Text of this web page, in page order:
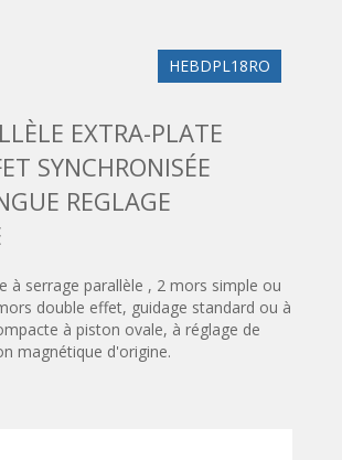
pneumatiques
de mouvement
Emballage / Étiquetage
Imprimerie
Textiles
heureux de vous conseiller !
+33 0 254 553 811
HEBDPL18RO
EXTRA-PLATE
SYNCHRONISÉE
REGLAGE
à serrage parallèle , 2 mors simple ou
double effet, guidage standard ou à
à piston ovale, à réglage de
magnétique d'origine.